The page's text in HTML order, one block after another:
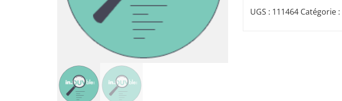
UGS : 111464 Catégorie :